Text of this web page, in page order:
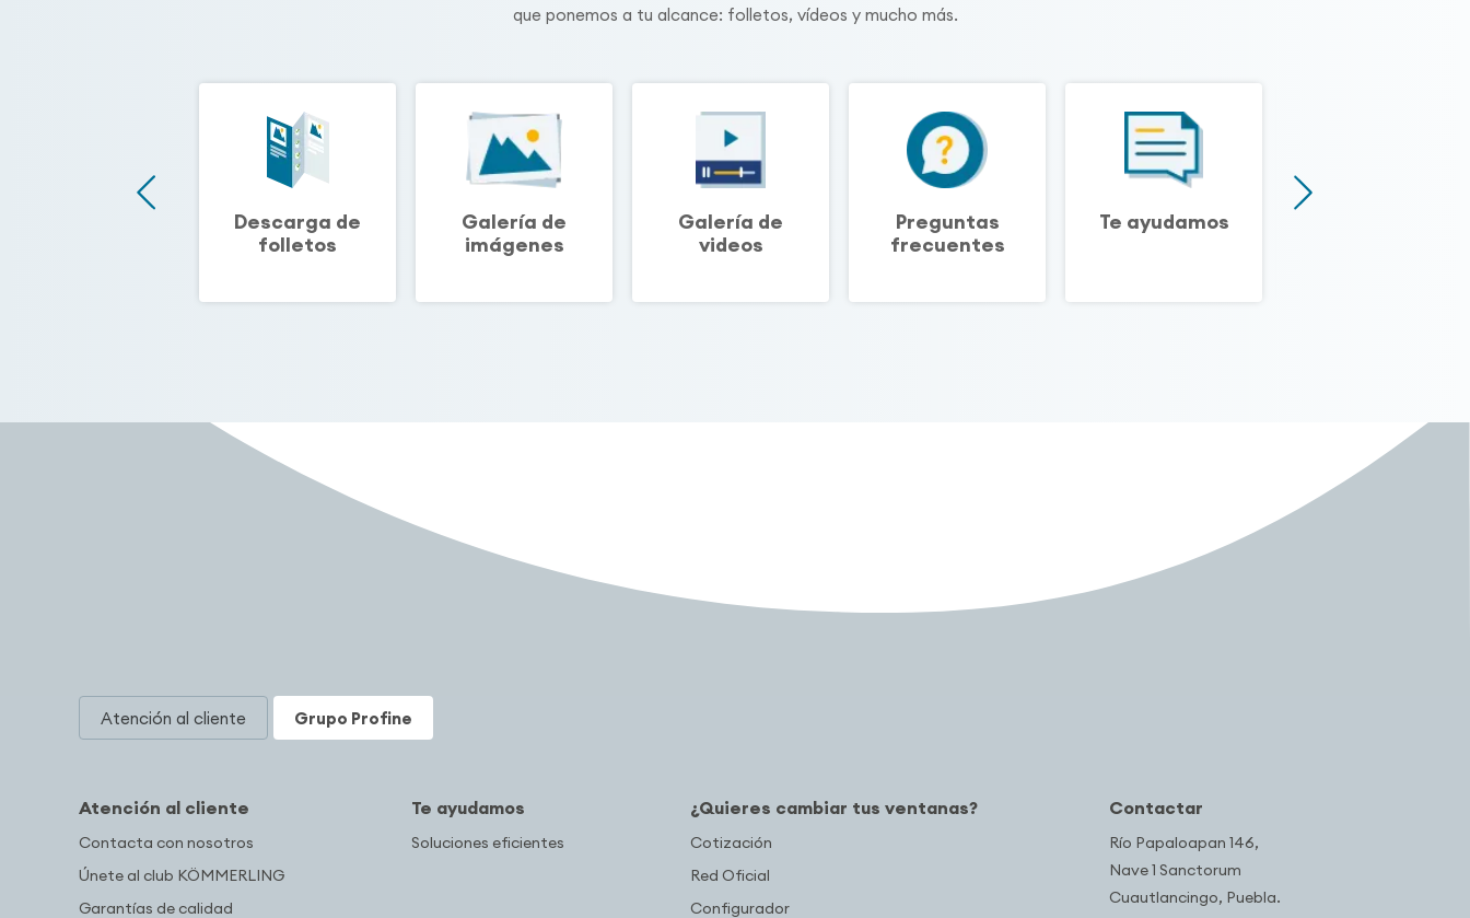
que ponemos a tu alcance: folletos, vídeos y mucho más.
Descarga de
folletos
Galería de
imágenes
Galería de
videos
Preguntas
frecuentes
Te ayudamos
Atención al cliente
Atención al cliente
Contacta con nosotros
Únete al club KÖMMERLING
Garantías de calidad
Te ayudamos
Soluciones eficientes
¿Quieres cambiar tus ventanas?
Cotización
Red Oficial
Configurador
Contactar
Río Papaloapan 146,
Nave 1 Sanctorum
Cuautlancingo, Puebla.
Grupo Profine